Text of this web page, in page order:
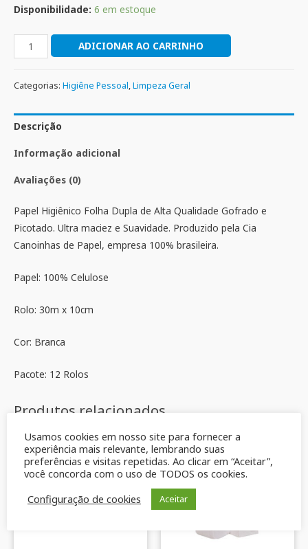
Disponibilidade: 6 em estoque
ADICIONAR AO CARRINHO
Categorias: Higiêne Pessoal,Limpeza Geral
Descrição
Informação adicional
Avaliações (0)
Papel Higiênico Folha Dupla de Alta Qualidade Gofrado e
Picotado. Ultra maciez e Suavidade. Produzido pela Cia
Canoinhas de Papel, empresa 100% brasileira.
Papel: 100% Celulose
Rolo: 30m x 10cm
Cor: Branca
Pacote: 12 Rolos
Produtos relacionados
Usamos cookies em nosso site para fornecer a
experiência mais relevante, lembrando suas
preferências e visitas repetidas. Ao clicar em “Aceitar”,
você concorda com o uso de TODOS os cookies.
Configuração de cookies
Aceitar